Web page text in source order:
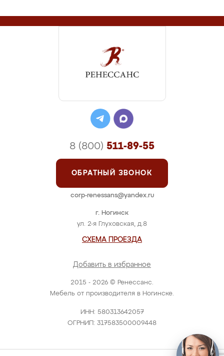
2015 - 2026 © Ренессанс.
Мебель от производителя в Ногинске.
ИНН: 580313642057
ОГРНИП: 317583500009448
г. Ногинск
ул. 2-я Глуховская, д.8
СХЕМА ПРОЕЗДА
Добавить в избранное
8 (800) 511-89-55
ОБРАТНЫЙ ЗВОНОК
corp-renessans@yandex.ru